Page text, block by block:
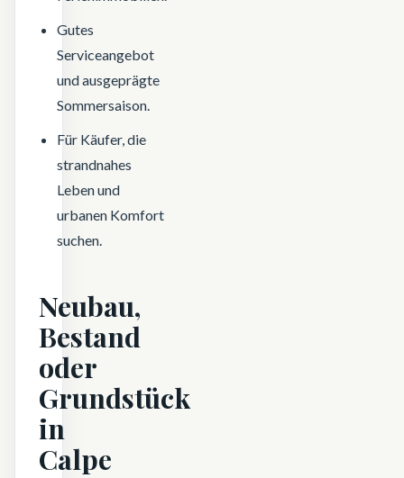
Gutes
Serviceangebot
und ausgeprägte
Sommersaison.
Für Käufer, die
strandnahes
Leben und
urbanen Komfort
suchen.
Neubau,
Bestand
oder
Grundstück
in
Calpe